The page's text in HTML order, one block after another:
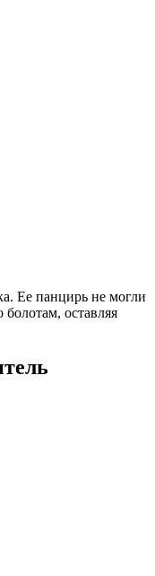
Ее панцирь не могли
оставляя